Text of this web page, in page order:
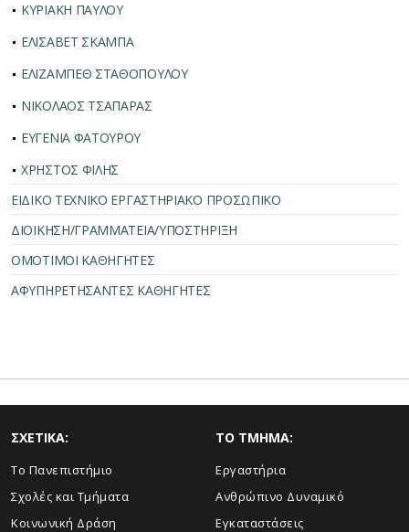
ΚΥΡΙΑΚΗ ΠΑΥΛΟΥ
ΕΛΙΣΑΒΕΤ ΣΚΑΜΠΑ
ΕΛΙΖΑΜΠΕΘ ΣΤΑΘΟΠΟΥΛΟΥ
ΝΙΚΟΛΑΟΣ ΤΣΑΠΑΡΑΣ
ΕΥΓΕΝΙΑ ΦΑΤΟΥΡΟΥ
ΧΡΗΣΤΟΣ ΦΙΛΗΣ
ΕΙΔΙΚΟ ΤΕΧΝΙΚΟ ΕΡΓΑΣΤΗΡΙΑΚΟ ΠΡΟΣΩΠΙΚΟ
ΔΙΟΙΚΗΣΗ/ΓΡΑΜΜΑΤΕΙΑ/ΥΠΟΣΤΗΡΙΞΗ
ΟΜΟΤΙΜΟΙ ΚΑΘΗΓΗΤΕΣ
ΑΦΥΠΗΡΕΤΗΣΑΝΤΕΣ ΚΑΘΗΓΗΤΕΣ
ΣΧΕΤΙΚΑ:
Το Πανεπιστήμιο
Σχολές και Τμήματα
Κοινωνική Δράση
TO TMHMA:
Εργαστήρια
Ανθρώπινο Δυναμικό
Εγκαταστάσεις